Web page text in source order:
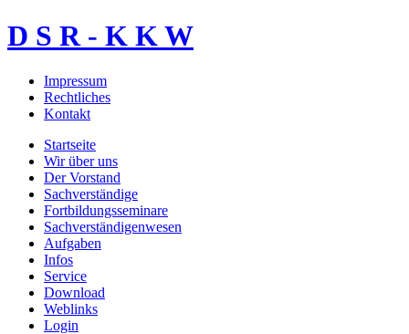
D S R - K K W
Impressum
Rechtliches
Kontakt
Startseite
Wir über uns
Der Vorstand
Sachverständige
Fortbildungsseminare
Sachverständigenwesen
Aufgaben
Infos
Service
Download
Weblinks
Login